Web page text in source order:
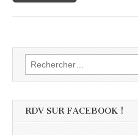
Rechercher :
RDV SUR FACEBOOK !